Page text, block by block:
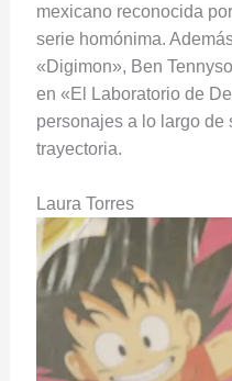
mexicano reconocida
serie homónima.
«Digimon», Ben
en «El Laboratorio de
personajes a lo largo de
trayectoria.
Laura Torres